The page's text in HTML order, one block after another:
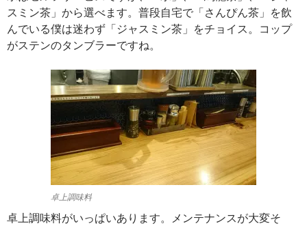
スミン茶」から選べます。普段自宅で「さんぴん茶」を飲
んでいる僕は迷わず「ジャスミン茶」をチョイス。コップ
がステンのタンブラーですね。
卓上調味料
卓上調味料がいっぱいあります。メンテナンスが大変そ